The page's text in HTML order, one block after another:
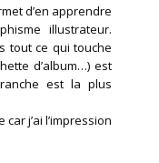
d’en apprendre
illustrateur.
tout ce qui touche
d’album…) est
est la plus
j’ai l’impression